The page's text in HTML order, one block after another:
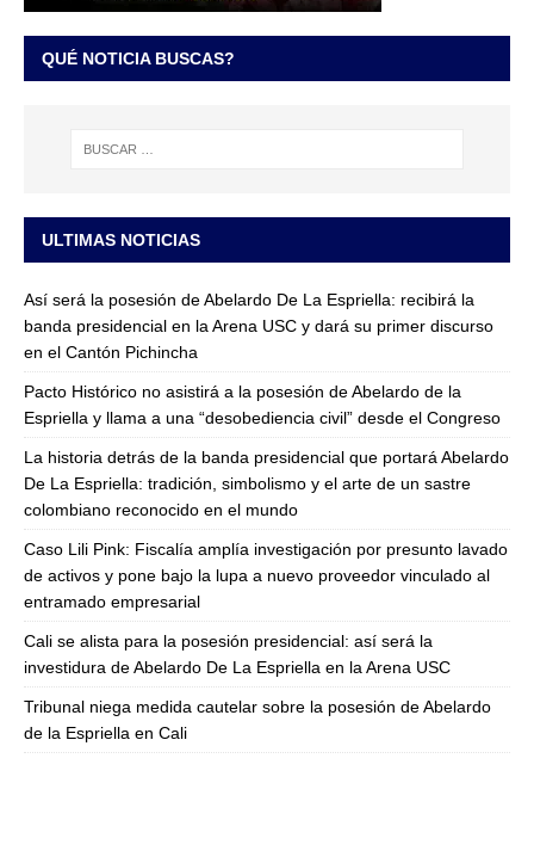
QUÉ NOTICIA BUSCAS?
ULTIMAS NOTICIAS
Así será la posesión de Abelardo De La Espriella: recibirá la
banda presidencial en la Arena USC y dará su primer discurso
en el Cantón Pichincha
Pacto Histórico no asistirá a la posesión de Abelardo de la
Espriella y llama a una “desobediencia civil” desde el Congreso
La historia detrás de la banda presidencial que portará Abelardo
De La Espriella: tradición, simbolismo y el arte de un sastre
colombiano reconocido en el mundo
Caso Lili Pink: Fiscalía amplía investigación por presunto lavado
de activos y pone bajo la lupa a nuevo proveedor vinculado al
entramado empresarial
Cali se alista para la posesión presidencial: así será la
investidura de Abelardo De La Espriella en la Arena USC
Tribunal niega medida cautelar sobre la posesión de Abelardo
de la Espriella en Cali